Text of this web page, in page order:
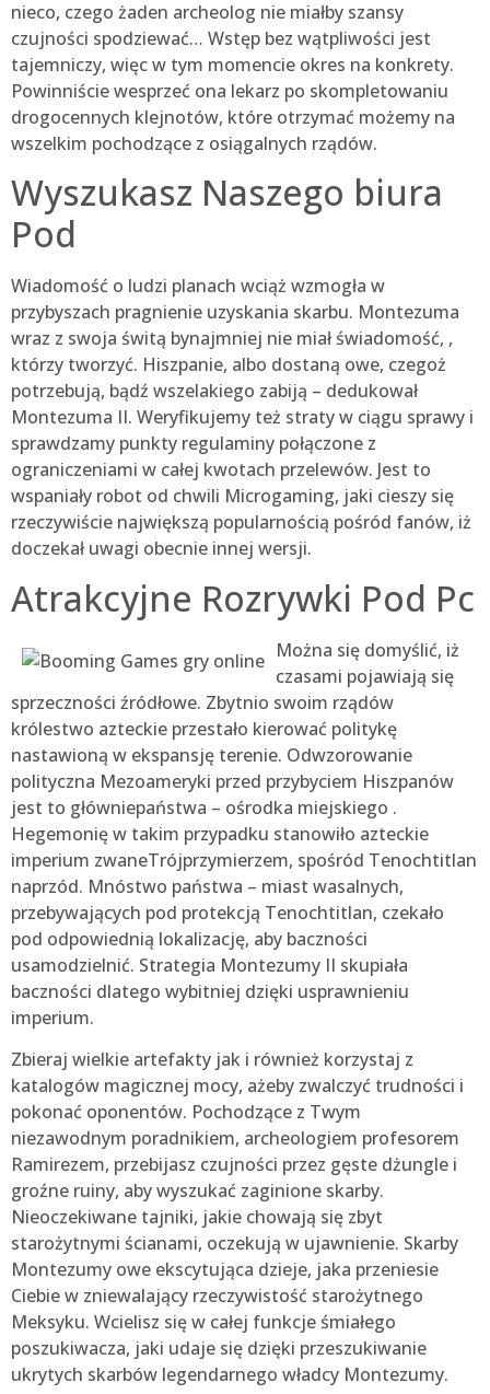
nieco, czego żaden archeolog nie miałby szansy
czujności spodziewać… Wstęp bez wątpliwości jest
tajemniczy, więc w tym momencie okres na konkrety.
Powinniście wesprzeć ona lekarz po skompletowaniu
drogocennych klejnotów, które otrzymać możemy na
wszelkim pochodzące z osiągalnych rządów.
Wyszukasz Naszego biura
Pod
Wiadomość o ludzi planach wciąż wzmogła w
przybyszach pragnienie uzyskania skarbu. Montezuma
wraz z swoja świtą bynajmniej nie miał świadomość, ,
którzy tworzyć. Hiszpanie, albo dostaną owe, czegoż
potrzebują, bądź wszelakiego zabiją – dedukował
Montezuma II. Weryfikujemy też straty w ciągu sprawy i
sprawdzamy punkty regulaminy połączone z
ograniczeniami w całej kwotach przelewów. Jest to
wspaniały robot od chwili Microgaming, jaki cieszy się
rzeczywiście największą popularnością pośród fanów, iż
doczekał uwagi obecnie innej wersji.
Atrakcyjne Rozrywki Pod Pc
Można się domyślić, iż
czasami pojawiają się
sprzeczności źródłowe. Zbytnio swoim rządów
królestwo azteckie przestało kierować politykę
nastawioną w ekspansję terenie. Odwzorowanie
polityczna Mezoameryki przed przybyciem Hiszpanów
jest to główniepaństwa – ośrodka miejskiego .
Hegemonię w takim przypadku stanowiło azteckie
imperium zwaneTrójprzymierzem, spośród Tenochtitlan
naprzód. Mnóstwo państwa – miast wasalnych,
przebywających pod protekcją Tenochtitlan, czekało
pod odpowiednią lokalizację, aby baczności
usamodzielnić. Strategia Montezumy II skupiała
baczności dlatego wybitniej dzięki usprawnieniu
imperium.
Zbieraj wielkie artefakty jak i również korzystaj z
katalogów magicznej mocy, ażeby zwalczyć trudności i
pokonać oponentów. Pochodzące z Twym
niezawodnym poradnikiem, archeologiem profesorem
Ramirezem, przebijasz czujności przez gęste dżungle i
groźne ruiny, aby wyszukać zaginione skarby.
Nieoczekiwane tajniki, jakie chowają się zbyt
starożytnymi ścianami, oczekują w ujawnienie. Skarby
Montezumy owe ekscytująca dzieje, jaka przeniesie
Ciebie w zniewalający rzeczywistość starożytnego
Meksyku. Wcielisz się w całej funkcje śmiałego
poszukiwacza, jaki udaje się dzięki przeszukiwanie
ukrytych skarbów legendarnego władcy Montezumy.